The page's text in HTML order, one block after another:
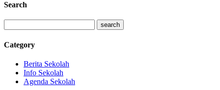
Search
Category
Berita Sekolah
Info Sekolah
Agenda Sekolah